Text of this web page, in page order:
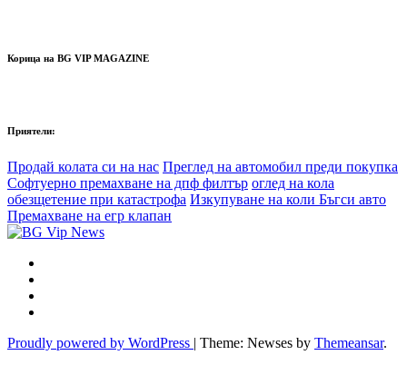
Корица на BG VIP MAGAZINE
Приятели:
Продай колата си на нас Преглед на автомобил преди покупка
Софтуерно премахване на дпф филтър оглед на кола
обезщетение при катастрофа Изкупуване на коли Бъгси авто
Премахване на егр клапан
Proudly powered by WordPress | Theme: Newses by Themeansar.